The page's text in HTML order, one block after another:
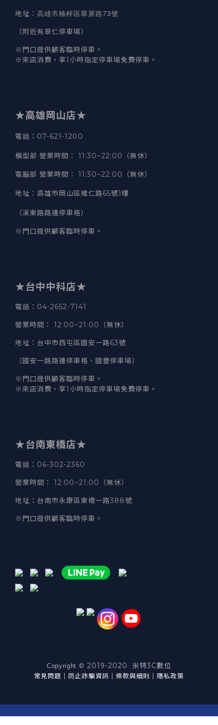
地址 ： 高雄市楠梓區翠屏路73號
（附近有翠仁停車場）
※門口提供顧客臨時停車。
※來店消費，享1小時指定停車場免費停車。
★高雄岡山店★
電話：07-621-1200
模型部 營業時間 ： 11:30~22:00（無休）
電腦部 營業時間 ： 11:30~22:00（無休）
地址 ： 高雄市岡山區維仁路65號1樓
（溪東路路邊停車格）
※門口提供顧客臨時停車。
★台中中科店★
電話 ：04-2652-7141
營業時間 ： 12:00~21:00（無休）
地址 ：台中市西屯區國安一路63號
（國安一路路邊停車格、國豐停車場）
※門口提供顧客臨時停車。
※來店消費，享1小時指定停車場免費停車。
★台南東橋店★
電話 ：06-302-2360
營業時間 ： 12:00~21:00（無休）
地址 ：台南市永康區東橋一路388號
※門口提供顧客臨時停車。
Copyright © 2019-2020 米特3C數位
常見問題 ｜ 防止詐騙資訊 ｜ 條款與細則 ｜ 隱私政策